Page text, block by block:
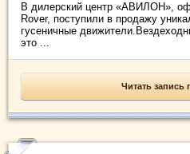
В дилерский центр «АВИЛОН»,
Rover, поступили в продажу
гусеничные
это ...
Читать запись